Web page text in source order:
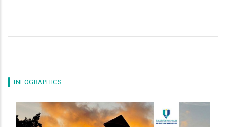
INFOGRAPHICS